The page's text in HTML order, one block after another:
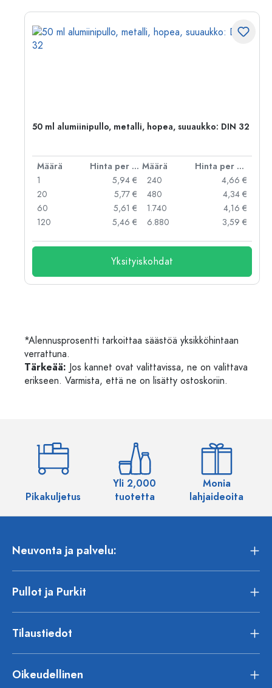
50 ml alumiinipullo, metalli, hopea, suuaukko: DIN 32
Määrä Hinta per kpl Määrä
Hinta per kpl
1
5,94 €
20
5,77 €
60
5,61 €
120
5,46 €
240
4,66 €
480
4,34 €
1.740
4,16 €
6.880
3,59 €
Yksityiskohdat
*Alennusprosentti tarkoittaa säästöä yksikköhintaan
verrattuna.
Tärkeää: Jos kannet ovat valittavissa, ne on valittava
erikseen. Varmista, että ne on lisätty ostoskoriin.
Pikakuljetus
Yli 2,000
tuotetta
Monia
lahjaideoita
Neuvonta ja palvelu:
Pullot ja Purkit
Tilaustiedot
Oikeudellinen